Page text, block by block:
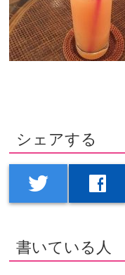
シェアする
twitter facebook
書いている人